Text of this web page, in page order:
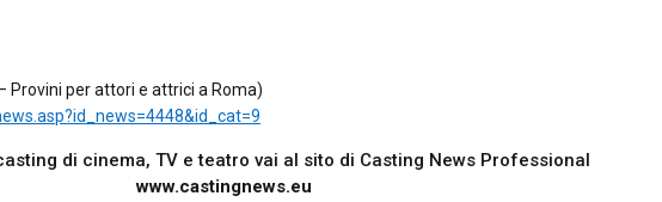
Provini per attori e attrici a Roma)
di cinema, TV e teatro vai al sito di Casting News Professional
www.castingnews.eu